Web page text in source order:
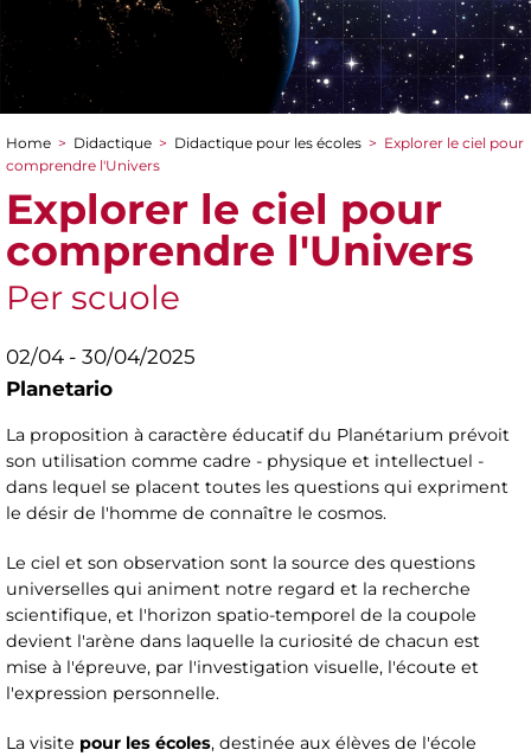
You are here
Home > Didactique > Didactique pour les écoles > Explorer le ciel pour
comprendre l'Univers
Explorer le ciel pour
comprendre l'Univers
Per scuole
02/04 - 30/04/2025
Planetario
La proposition à caractère éducatif du Planétarium prévoit
son utilisation comme cadre - physique et intellectuel -
dans lequel se placent toutes les questions qui expriment
le désir de l'homme de connaître le cosmos.
Le ciel et son observation sont la source des questions
universelles qui animent notre regard et la recherche
scientifique, et l'horizon spatio-temporel de la coupole
devient l'arène dans laquelle la curiosité de chacun est
mise à l'épreuve, par l'investigation visuelle, l'écoute et
l'expression personnelle.
La visite pour les écoles, destinée aux élèves de l'école